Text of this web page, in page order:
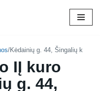
/Kėdainių g. 44, Šingalių k
IĮ kuro
g. 44,